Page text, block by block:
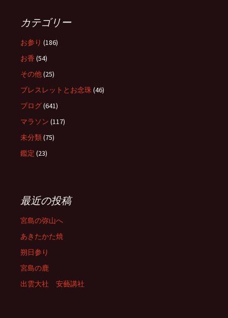
カテゴリー
お参り (186)
お香 (54)
その他(25)
ブレスレットとお念珠(46)
ブログ(641)
マラソン (117)
未分類(75)
鑑定 (23)
最近の投稿
宮島の弥山へ
あきたかた焼
朔日参り
宮島の鹿
出雲大社 安藝講社